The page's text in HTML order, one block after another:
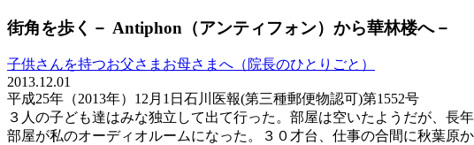
街角を歩く－ Antiphon（アンティフォン）から華林楼へ－
子供さんを持つお父さまお母さまへ（院長のひとりごと）
2013.12.01
平成25年（2013年）12月1日石川医報(第三種郵便物認可)第1552号
３人の子ども達はみな独立して出て行った。部屋は空いたようだが、
部屋が私のオーディオルームになった。３０才台、仕事の合間に秋葉原